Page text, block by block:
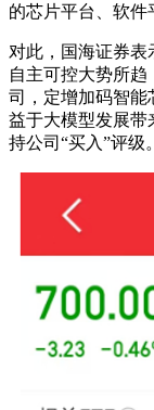
的芯片平台、软件
对此，国海证券
自主可控大势所
司，定增加码智能
益于大模型发展带
持公司“买入”评级。